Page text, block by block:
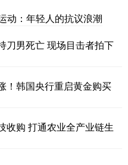
动：年轻人的抗议浪潮
刀男死亡 现场目击者拍下
！韩国央行重启黄金购买
收购 打通农业全产业链生